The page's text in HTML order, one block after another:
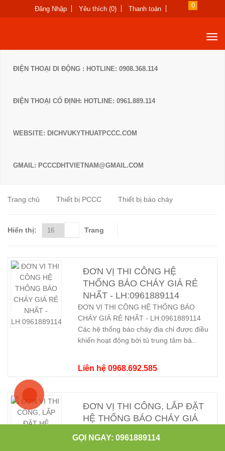
Đăng Nhập Yêu thích (0) Thanh toán 0
ĐIỆN THOẠI DI ĐỘNG : HOTLINE: 0908.368.114
ĐIỆN THOẠI CỐ ĐỊNH: HOTLINE: 0961.889.114
WEBSITE: DICHVUKYTHUATPCCC.COM
GMAIL: PCCCDHTVIETNAM@GMAIL.COM
Trang chủ Thiết bị PCCC Thiết bị báo cháy
Hiển thị: Trang
ĐƠN VỊ THI CÔNG HỆ
THỐNG BÁO CHÁY GIÁ RẺ
NHẤT - LH:0961889114
ĐƠN VỊ THI CÔNG HỆ THỐNG BÁO
CHÁY GIÁ RẺ NHẤT - LH:0961889114
Các hệ thống báo cháy địa chỉ được điều
khiển hoạt động bởi tủ trung tâm bá..
Liên hệ 0968.692.585
ĐƠN VỊ THI CÔNG, LẮP ĐẶT
HỆ THỐNG BÁO CHÁY GIÁ
ĐƠN VỊ THI CÔNG, LẮP ĐẶT HỆ THỐNG
GỌI NGAY: 0961889114